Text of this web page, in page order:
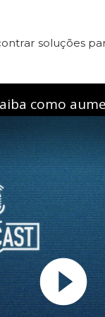
soluções